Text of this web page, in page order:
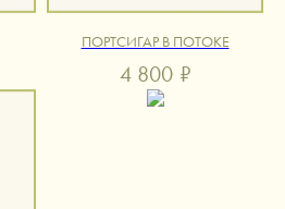
ПОРТСИГАР В ПОТОКЕ
4 800 ₽